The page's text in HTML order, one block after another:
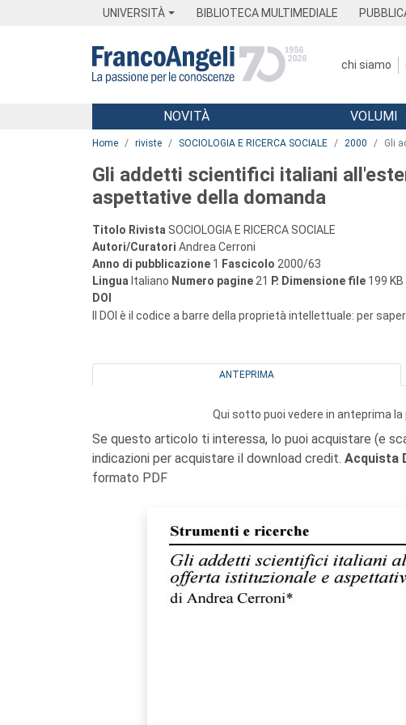
UNIVERSITÀ BIBLIOTECA MULTIMEDIALE
chi siamo
Menu
NOVITÀ VOLUMI
Home riviste SOCIOLOGIA E RICERCA SOCIALE 2000 Gli
Gli addetti scientifici italiani
aspettative della domanda
Titolo Rivista SOCIOLOGIA E RICERCA SOCIALE
Autori/Curatori Andrea Cerroni
Anno di pubblicazione 1 Fascicolo 2000/63
Lingua Italiano Numero pagine 21 P. Dimensione file 199 KB
DOI
Il DOI è il codice a barre della proprietà intellettuale: per
ANTEPRIMA
Qui sotto puoi vedere in anteprima
Se questo articolo ti interessa, lo puoi acquistare (e
indicazioni per acquistare il download credit. Acquista
formato PDF